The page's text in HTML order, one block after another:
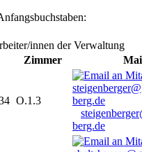
innen der Verwaltung
Zimmer
O.1.3
berg.de